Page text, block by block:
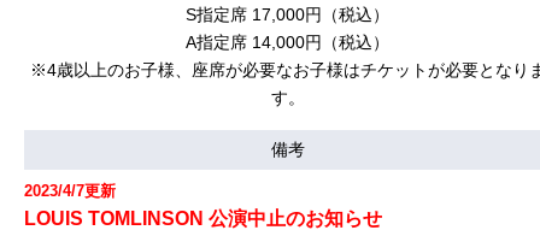
S指定席 17,000円（税込）
A指定席 14,000円（税込）
※4歳以上のお子様、座席が必要なお子様はチケットが必要となり
す。
備考
2023/4/7更新
LOUIS TOMLINSON 公演中止のお知らせ